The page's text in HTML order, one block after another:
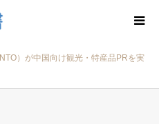
）が中国向け観光・特産品PRを実